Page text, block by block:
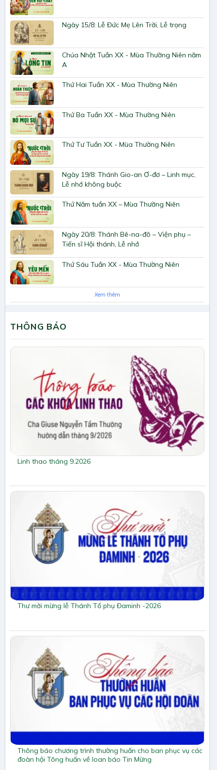
Ngày 15/8: Lễ Đức Mẹ Lên Trời, Lễ trọng
Chúa Nhật Tuần XX - Mùa Thường Niên năm
A
Thứ Hai Tuần XX - Mùa Thường Niên
Thứ Ba Tuần XX - Mùa Thường Niên
Thứ Tư Tuần XX - Mùa Thường Niên
Ngày 19/8: Thánh Gio-an Ơ-đơ – Linh mục,
Lễ nhớ không buộc
Thứ Năm tuần XX – Mùa Thường Niên
Ngày 20/8: Thánh Bê-na-đô – Viện phụ –
Tiến sĩ Hội thánh, Lễ nhớ
Thứ Sáu Tuần XX - Mùa Thường Niên
Xem thêm
THÔNG BÁO
Linh thao tháng 9.2026
Thư mời mừng lễ Thánh Tổ phụ Đaminh -2026
Thông báo chương trình thường huấn cho ban phục vụ các
đoàn hội Tông huấn về loan báo Tin Mừng